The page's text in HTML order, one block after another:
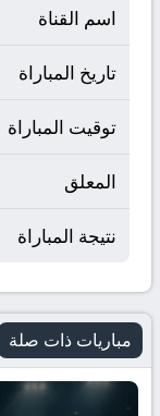
اسم القناة
تاريخ المباراة
توقيت المباراة
المعلق
نتيجة المباراة
مباريات ذات صلة